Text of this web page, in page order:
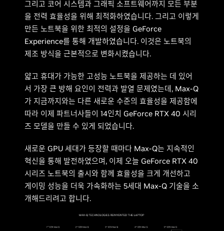
그리고 코어 시스템과 그래픽 소프트웨어까지 모든 부분
을 전력 효율성을 위해 최적화하였습니다. 그리고 이렇게
만든 노트북을 위한 최적의 설정을 GeForce
Experience를 통해 개발하였습니다. 이것은 노트북의
제조 방식을 근본적으로 변화시켰습니다.
얇고 휴대가 가능한 고성능 노트북을 제공하는 데 있어
서 가장 큰 방해 요인이 전력과 발열 문제였는데, Max-Q
가 지금까지와는 다른 새로운 수준의 효율성을 제공함에
따라 이제 파트너사들이 14인치 GeForce RTX 40 시리
즈 모델을 만들 수 있게 되었습니다.
새로운 GPU 세대가 등장할 때마다 Max-Q는 지속적인
혁신을 통해 발전하였으며, 이제 오늘 GeForce RTX 40
시리즈 노트북의 출시와 함께 효율성을 크게 개선하고
게이밍 성능을 더욱 가속화하는 5세대 Max-Q 기술을 소
개해드리려고 합니다.